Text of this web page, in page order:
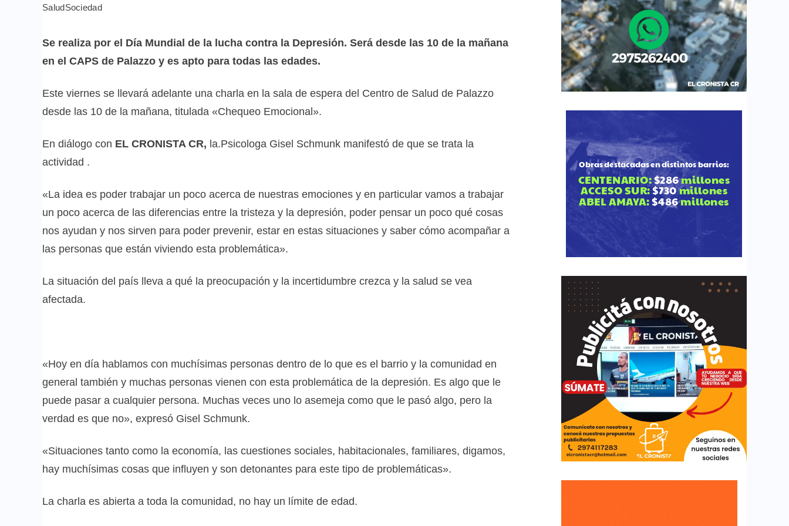
SaludSociedad
Se realiza por el Día Mundial de la lucha contra la Depresión. Será desde las 10 de la mañana
en el CAPS de Palazzo y es apto para todas las edades.
Este viernes se llevará adelante una charla en la sala de espera del Centro de Salud de Palazzo
desde las 10 de la mañana, titulada «Chequeo Emocional».
En diálogo con EL CRONISTA CR, la.Psicologa Gisel Schmunk manifestó de que se trata la
actividad .
«La idea es poder trabajar un poco acerca de nuestras emociones y en particular vamos a trabajar
un poco acerca de las diferencias entre la tristeza y la depresión, poder pensar un poco qué cosas
nos ayudan y nos sirven para poder prevenir, estar en estas situaciones y saber cómo acompañar a
las personas que están viviendo esta problemática».
La situación del país lleva a qué la preocupación y la incertidumbre crezca y la salud se vea
afectada.
«Hoy en día hablamos con muchísimas personas dentro de lo que es el barrio y la comunidad en
general también y muchas personas vienen con esta problemática de la depresión. Es algo que le
puede pasar a cualquier persona. Muchas veces uno lo asemeja como que le pasó algo, pero la
verdad es que no», expresó Gisel Schmunk.
«Situaciones tanto como la economía, las cuestiones sociales, habitacionales, familiares, digamos,
hay muchísimas cosas que influyen y son detonantes para este tipo de problemáticas».
La charla es abierta a toda la comunidad, no hay un límite de edad.